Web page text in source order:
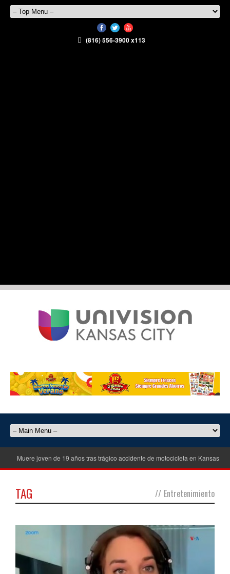
(816) 556-3900 x113
Muere joven de 19 años tras trágico accidente de motocicleta en Kansas
TAG // Entretenimiento